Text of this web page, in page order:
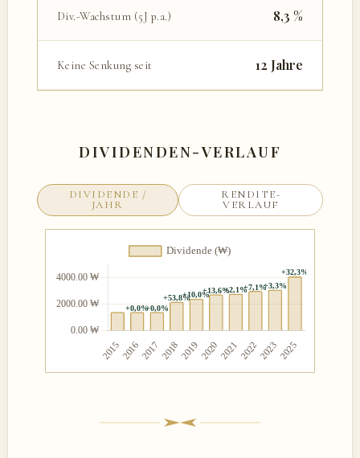
Div.-Wachstum (5J p.a.) 8,3 %
Keine Senkung seit 12 Jahre
DIVIDENDEN-VERLAUF
DIVIDENDE /
JAHR
RENDITE-
VERLAUF